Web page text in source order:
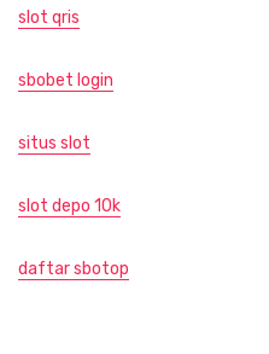
slot qris
sbobet login
situs slot
slot depo 10k
daftar sbotop